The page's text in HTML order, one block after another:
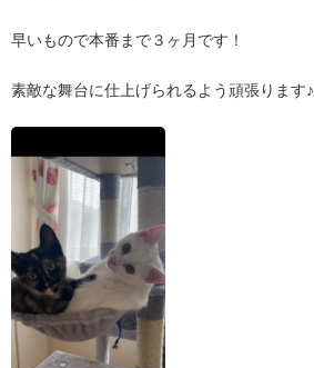
早いもので本番まで３ヶ月です！
素敵な舞台に仕上げられるよう頑張ります♪